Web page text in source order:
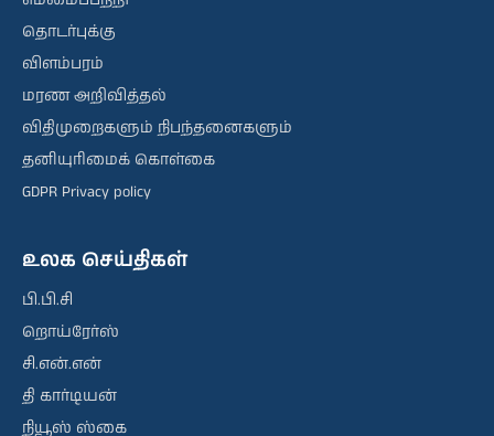
தொடர்புக்கு
விளம்பரம்
மரண அறிவித்தல்
விதிமுறைகளும் நிபந்தனைகளும்
தனியுரிமைக் கொள்கை
GDPR Privacy policy
உலக செய்திகள்
பி.பி.சி
றொய்ரேர்ஸ்
சி.என்.என்
தி கார்டியன்
நியூஸ் ஸ்கை